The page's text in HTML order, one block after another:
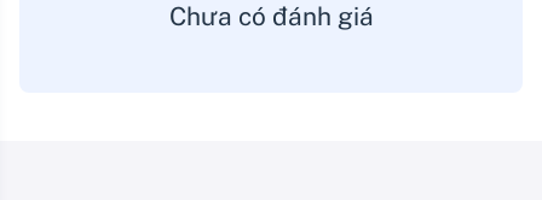
Chưa có đánh giá